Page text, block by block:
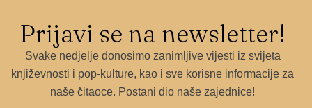
Prijavi se na newsletter!
Svake nedjelje donosimo zanimljive vijesti iz svijeta
književnosti i pop-kulture, kao i sve korisne informacije za
naše čitaoce. Postani dio naše zajednice!